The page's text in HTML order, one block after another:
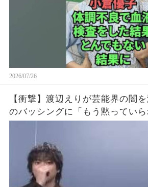
2026/07/26
【衝撃】渡辺えりが芸能界の闇
のバッシングに「もう黙ってい